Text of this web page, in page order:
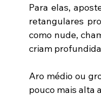
Para elas,
retangulares
como nude,
criam
Aro médio ou
pouco mais alta